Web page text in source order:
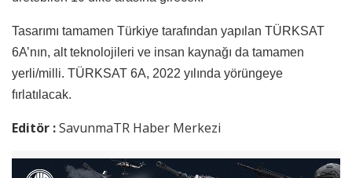
Tasarımı tamamen Türkiye tarafından yapılan TÜRKSAT
6A’nın, alt teknolojileri ve insan kaynağı da tamamen
yerli/milli. TÜRKSAT 6A, 2022 yılında yörüngeye
fırlatılacak.
Editör :SavunmaTR Haber Merkezi